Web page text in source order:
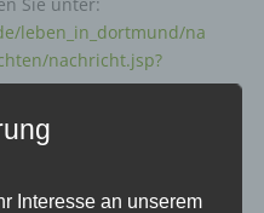
leben_in_dortmund/na
nachricht.jsp?
Interesse an unserem